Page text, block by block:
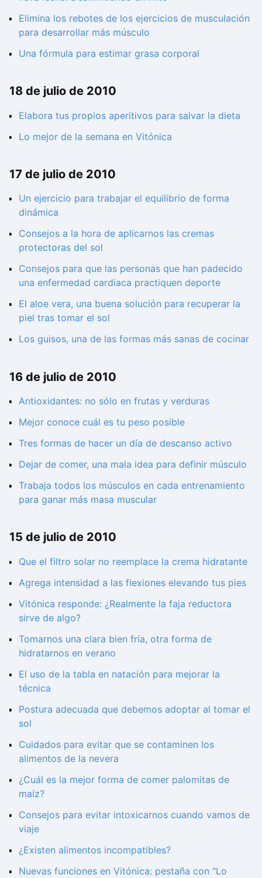
Elimina los rebotes de los ejercicios de musculación
para desarrollar más músculo
Una fórmula para estimar grasa corporal
18 de julio de 2010
Elabora tus propios aperitivos para salvar la dieta
Lo mejor de la semana en Vitónica
17 de julio de 2010
Un ejercicio para trabajar el equilibrio de forma
dinámica
Consejos a la hora de aplicarnos las cremas
protectoras del sol
Consejos para que las personas que han padecido
una enfermedad cardiaca practiquen deporte
El aloe vera, una buena solución para recuperar la
piel tras tomar el sol
Los guisos, una de las formas más sanas de cocinar
16 de julio de 2010
Antioxidantes: no sólo en frutas y verduras
Mejor conoce cuál es tu peso posible
Tres formas de hacer un día de descanso activo
Dejar de comer, una mala idea para definir músculo
Trabaja todos los músculos en cada entrenamiento
para ganar más masa muscular
15 de julio de 2010
Que el filtro solar no reemplace la crema hidratante
Agrega intensidad a las flexiones elevando tus pies
Vitónica responde: ¿Realmente la faja reductora
sirve de algo?
Tomarnos una clara bien fría, otra forma de
hidratarnos en verano
El uso de la tabla en natación para mejorar la
técnica
Postura adecuada que debemos adoptar al tomar el
sol
Cuidados para evitar que se contaminen los
alimentos de la nevera
¿Cuál es la mejor forma de comer palomitas de
maíz?
Consejos para evitar intoxicarnos cuando vamos de
viaje
¿Existen alimentos incompatibles?
Nuevas funciones en Vitónica: pestaña con "Lo